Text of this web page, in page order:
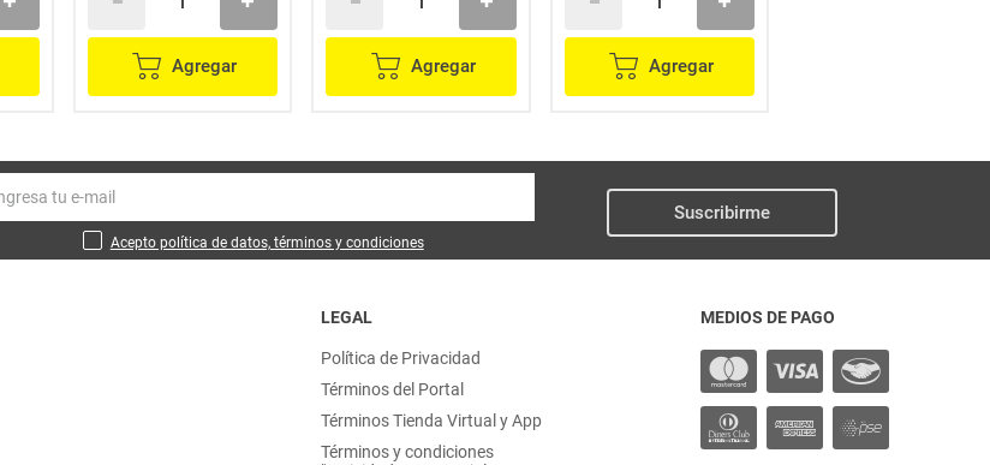
Agregar Agregar Agregar
Acepto política de datos, términos y condiciones
Suscribirme
LEGAL
Política de Privacidad
Términos del Portal
Términos Tienda Virtual y App
Términos y condiciones
MEDIOS DE PAGO